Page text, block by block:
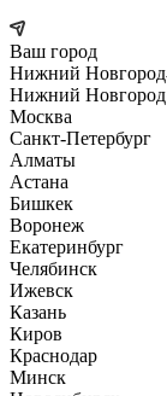
Ваш город
Нижний Новгород
Нижний Новгород
Москва
Санкт-Петербург
Алматы
Астана
Бишкек
Воронеж
Екатеринбург
Челябинск
Ижевск
Казань
Киров
Краснодар
Минск